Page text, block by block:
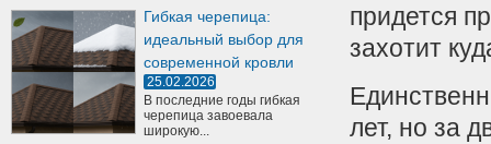
Гибкая черепица:
идеальный выбор для
современной кровли
25.02.2026
В последние годы гибкая
черепица завоевала
широкую...
придется
захотит
лет, но за